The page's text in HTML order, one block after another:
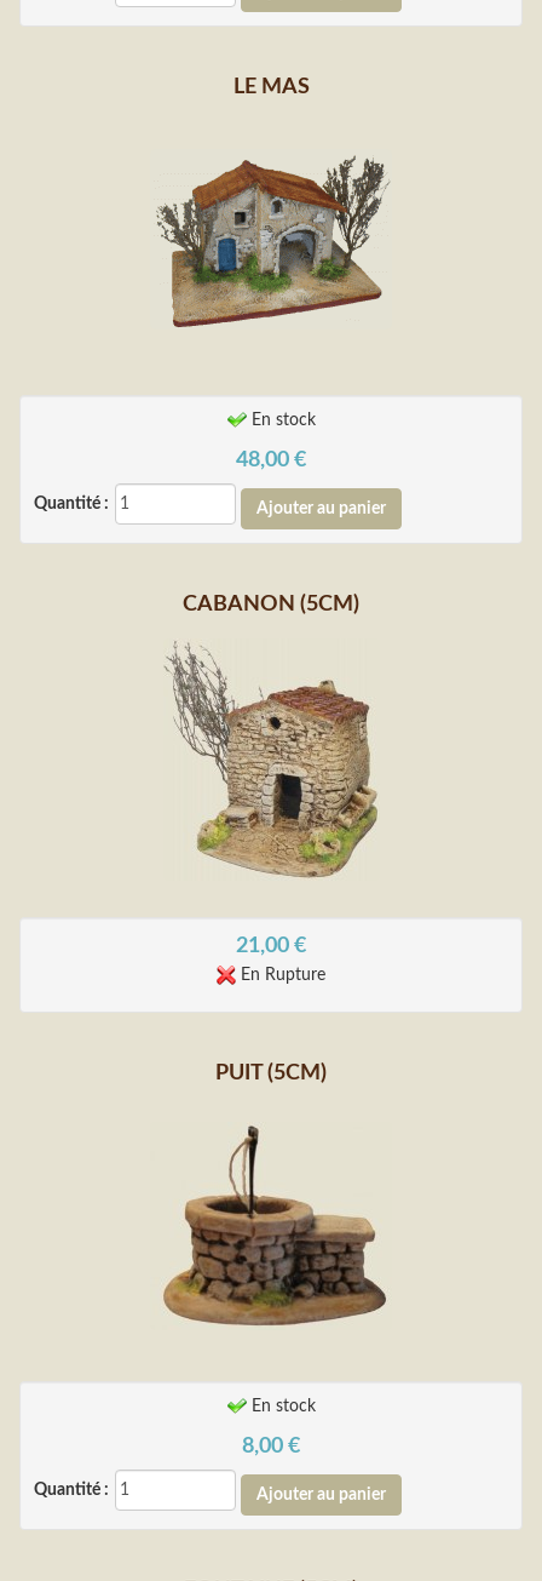
LE MAS
En stock
48,00 €
Quantité :
CABANON (5CM)
21,00 €
En Rupture
PUIT (5CM)
En stock
8,00 €
Quantité :